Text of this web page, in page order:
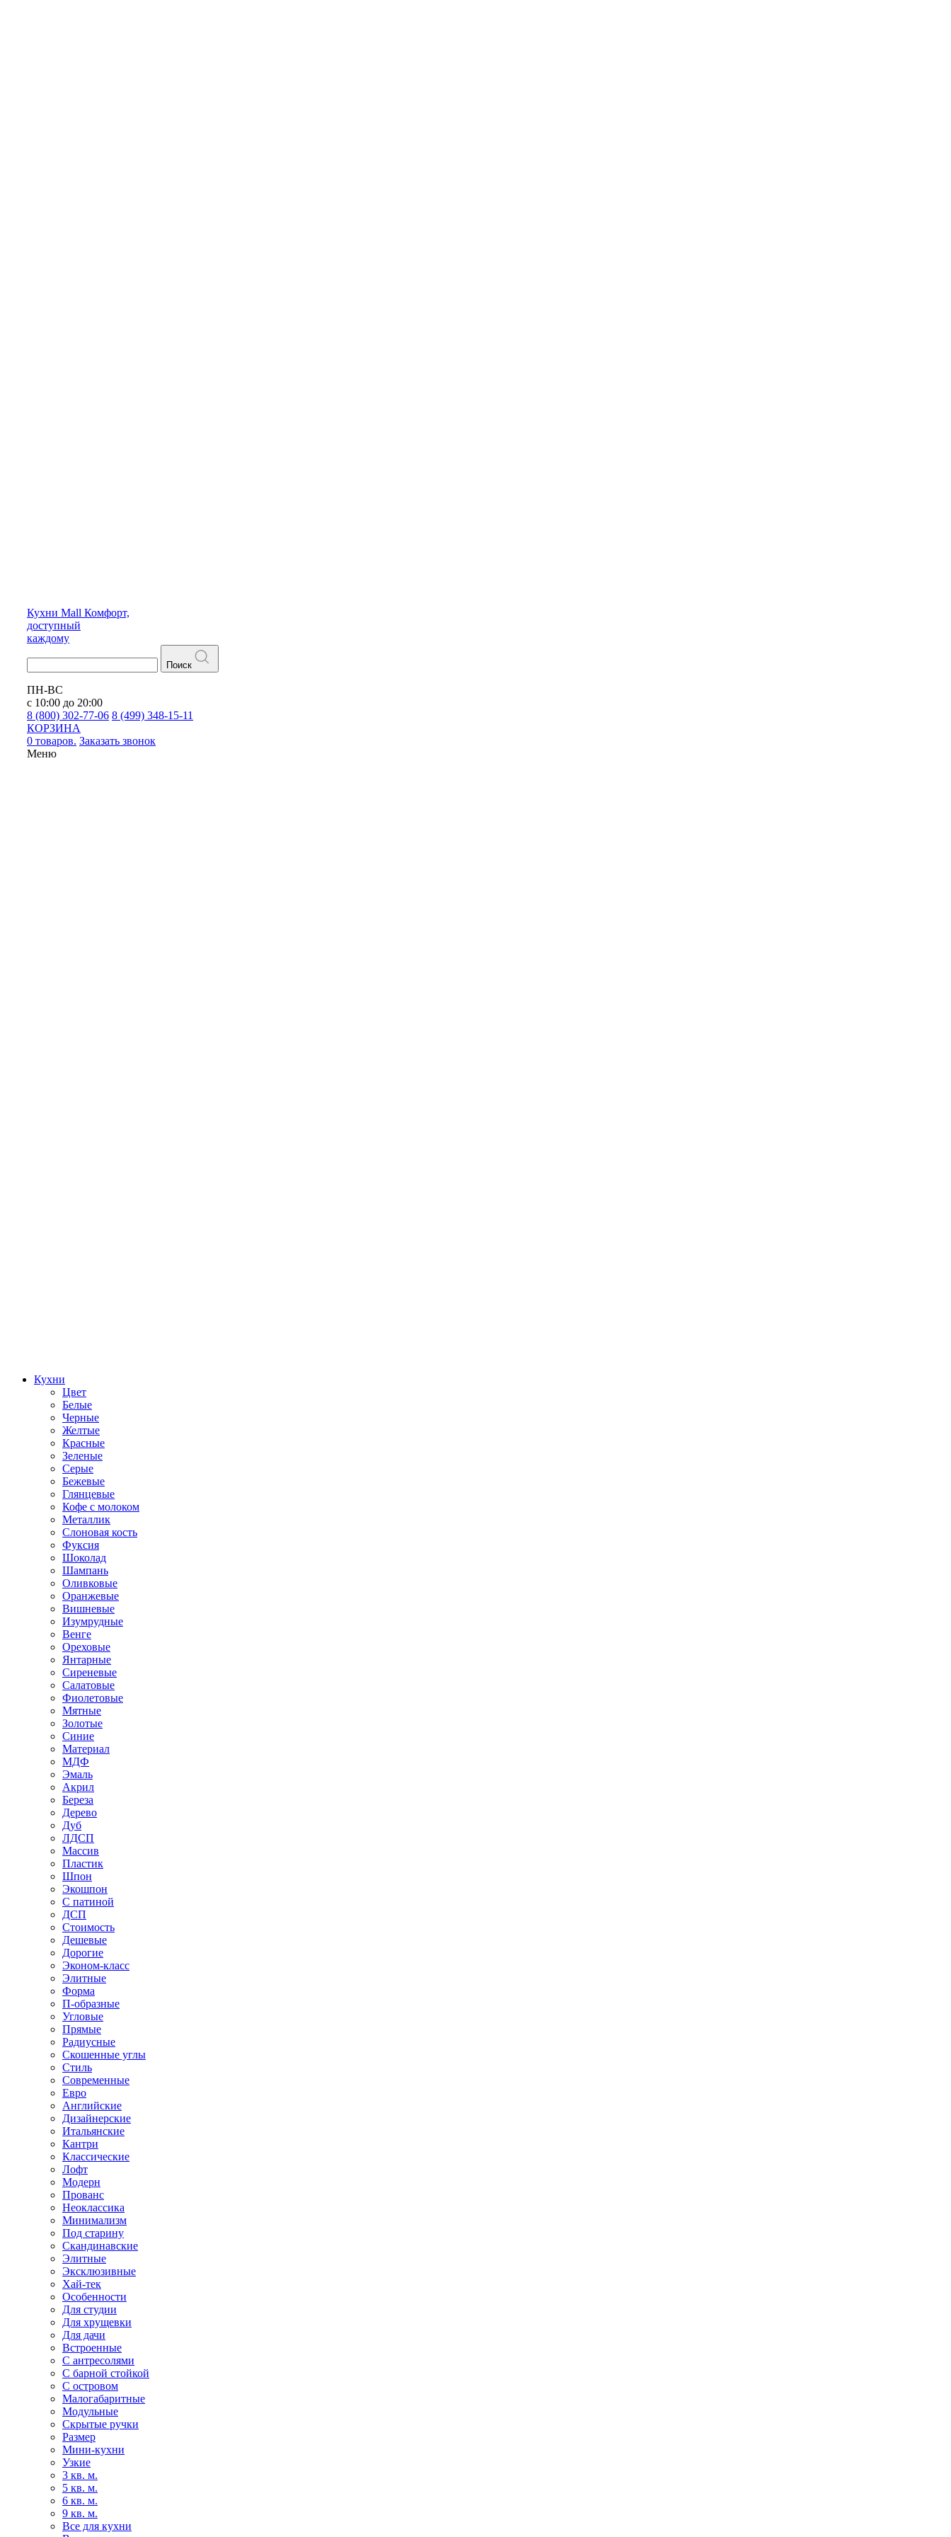
Кухни Mall Комфорт,
доступный
каждому
Поиск
ПН-ВС
с 10:00 до 20:00
8 (800) 302-77-06 8 (499) 348-15-11
КОРЗИНА
0 товаров. Заказать звонок
Меню
Кухни
Цвет
Белые
Черные
Желтые
Красные
Зеленые
Серые
Бежевые
Глянцевые
Кофе с молоком
Металлик
Слоновая кость
Фуксия
Шоколад
Шампань
Оливковые
Оранжевые
Вишневые
Изумрудные
Венге
Ореховые
Янтарные
Сиреневые
Салатовые
Фиолетовые
Мятные
Золотые
Синие
Материал
МДФ
Эмаль
Акрил
Береза
Дерево
Дуб
ЛДСП
Массив
Пластик
Шпон
Экошпон
С патиной
ДСП
Стоимость
Дешевые
Дорогие
Эконом-класс
Элитные
Форма
П-образные
Угловые
Прямые
Радиусные
Скошенные углы
Стиль
Современные
Евро
Английские
Дизайнерские
Итальянские
Кантри
Классические
Лофт
Модерн
Прованс
Неоклассика
Минимализм
Под старину
Скандинавские
Элитные
Эксклюзивные
Хай-тек
Особенности
Для студии
Для хрущевки
Для дачи
Встроенные
С антресолями
С барной стойкой
С островом
Малогабаритные
Модульные
Скрытые ручки
Размер
Мини-кухни
Узкие
3 кв. м.
5 кв. м.
6 кв. м.
9 кв. м.
Все для кухни